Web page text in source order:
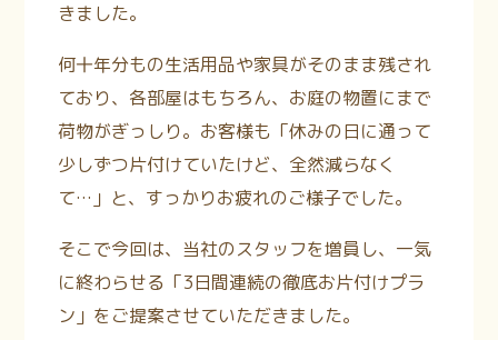
きました。
何十年分もの生活用品や家具がそのまま残され
ており、各部屋はもちろん、お庭の物置にまで
荷物がぎっしり。お客様も「休みの日に通って
少しずつ片付けていたけど、全然減らなく
て…」と、すっかりお疲れのご様子でした。
そこで今回は、当社のスタッフを増員し、一気
に終わらせる「3日間連続の徹底お片付けプラ
ン」をご提案させていただきました。